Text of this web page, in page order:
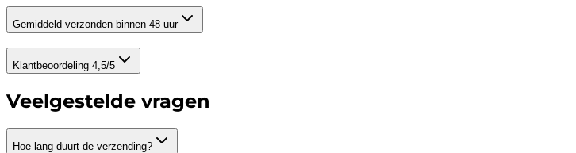
Gemiddeld verzonden binnen 48 uur
Klantbeoordeling 4,5/5
Veelgestelde vragen
Hoe lang duurt de verzending?